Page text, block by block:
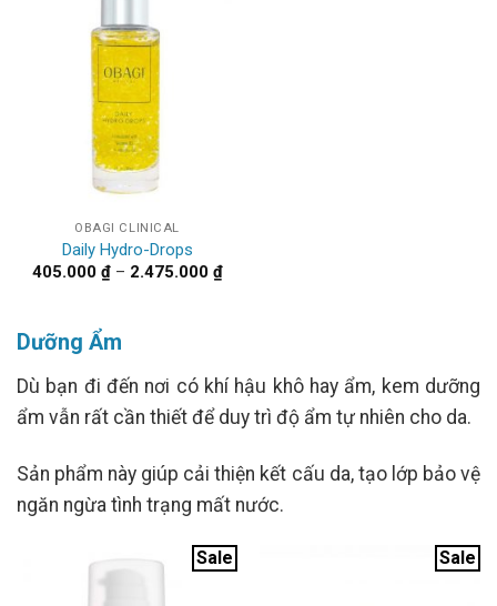
OBAGI CLINICAL
Daily Hydro-Drops
405.000 ₫ – 2.475.000 ₫Khoảng
giá:
Dưỡng Ẩm
Dù bạn đi đến nơi có khí hậu khô hay ẩm, kem dưỡng
ẩm vẫn rất cần thiết để duy trì độ ẩm tự nhiên cho da.
Sản phẩm này giúp cải thiện kết cấu da, tạo lớp bảo vệ
ngăn ngừa tình trạng mất nước.
Sale Sale